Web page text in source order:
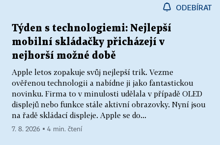
ODEBÍRAT
Týden s technologiemi: Nejlepší
mobilní skládačky přicházejí v
nejhorší možné době
Apple letos zopakuje svůj nejlepší trik. Vezme
ověřenou technologii a nabídne ji jako fantastickou
novinku. Firma to v minulosti udělala v případě OLED
displejů nebo funkce stále aktivní obrazovky. Nyní jsou
na řadě skládací displeje. Apple se do...
7. 8. 2026 ▪ 4 min. čtení